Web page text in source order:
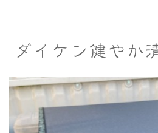
ダイケン健やか